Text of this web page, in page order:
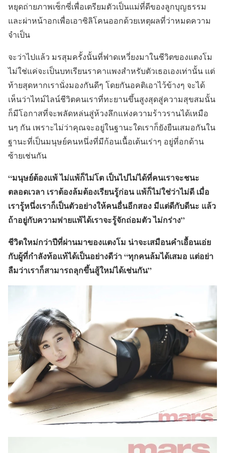
หยุดถ่ายภาพเซ็กซี่เพื่อเตรียมตัวเป็นแม่ที่ดีของลูกบุญธรรม
และผ่าหน้าอกเพื่อเอาซิลิโคนออกด้วยเหตุผลที่ว่าหมดความ
จำเป็น
จะว่าไปแล้ว มรสุมครั้งนั้นที่ฟาดเหวี่ยงมาในชีวิตของแตงโม
ไม่ใช่แค่จะเป็นบทเรียนราคาแพงสำหรับตัวเธอเองเท่านั้น แต่
ท้ายสุดหากเรานั่งมองกันดีๆ โดยกันอคติเอาไว้ข้างๆ จะได้
เห็นว่าไทม์ไลน์ชีวิตคนเราที่ทะยานขึ้นสูงสุดสู่ความสุขสมนั้น
ก็มีโอกาสที่จะพลัดหล่นสู่ห้วงลึกแห่งความร้าวรานได้เหมือ
นๆ กัน เพราะไม่ว่าคุณจะอยู่ในฐานะใดเราก็ยังยืนเสมอกันใน
ฐานะที่เป็นมนุษย์คนหนึ่งที่มีก้อนเนื้อเต้นเร่าๆ อยู่ที่อกด้าน
ซ้ายเช่นกัน
“มนุษย์ต้องแพ้ ไม่แพ้ก็ไม่โต เป็นไปไม่ได้ที่คนเราจะชนะ
ตลอดเวลา เราต้องล้มต้องเรียนรู้ก่อน แพ้ก็ไม่ใช่ว่าไม่ดี เมื่อ
เรารู้หนึ่งเราก็เป็นตัวอย่างให้คนอื่นอีกสอง มีแต่ดีกับดีนะ แล้ว
ถ้าอยู่กับความพ่ายแพ้ได้เราจะรู้จักถ่อมตัว ไม่กร่าง”
ชีวิตใหม่กว่าปีที่ผ่านมาของแตงโม น่าจะเสมือนคำเอื้อนเอ่ย
กับผู้ที่กำลังท้อแท้ได้เป็นอย่างดีว่า “ทุกคนล้มได้เสมอ แต่อย่า
ลืมว่าเราก็สามารถลุกขึ้นสู้ใหม่ได้เช่นกัน”